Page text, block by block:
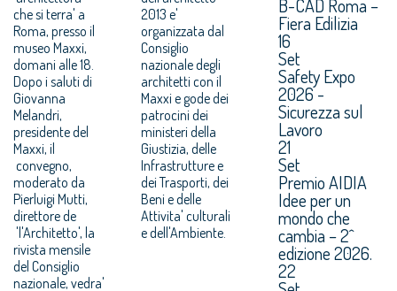
che si terra' a
Roma, presso il
museo Maxxi,
domani alle 18.
Dopo i saluti di
Giovanna
Melandri,
presidente del
Maxxi, il
convegno,
moderato da
Pierluigi Mutti,
direttore de
'l'Architetto', la
rivista mensile
del Consiglio
nazionale, vedra'
2013 e'
organizzata dal
Consiglio
nazionale degli
architetti con il
Maxxi e gode dei
patrocini dei
ministeri della
Giustizia, delle
Infrastrutture e
dei Trasporti, dei
Beni e delle
Attivita' culturali
e dell'Ambiente.
B-CAD Roma –
Fiera Edilizia
16
Set
Safety Expo
2026 -
Sicurezza sul
Lavoro
21
Set
Premio AIDIA
Idee per un
mondo che
cambia – 2^
edizione 2026.
22